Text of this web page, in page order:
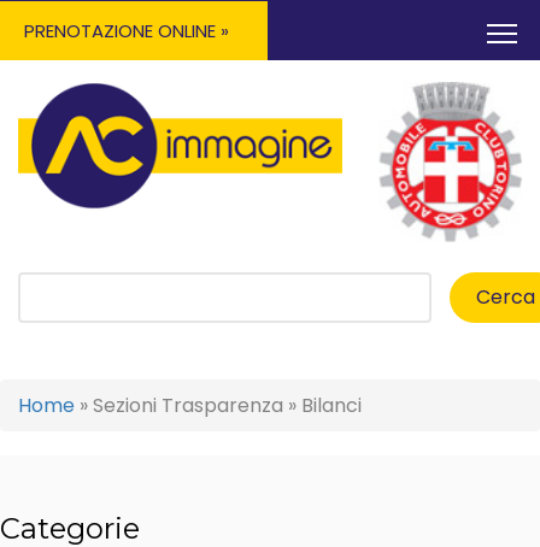
PRENOTAZIONE ONLINE »
Cerca
Home »Sezioni Trasparenza » Bilanci
Categorie